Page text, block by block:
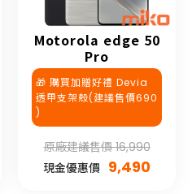
Motorola edge 50
Pro
🎁 購買加贈好禮 Devia
透甲支架殼(建議售價690
)
原廠建議售價 16,990
現金優惠價 9,490